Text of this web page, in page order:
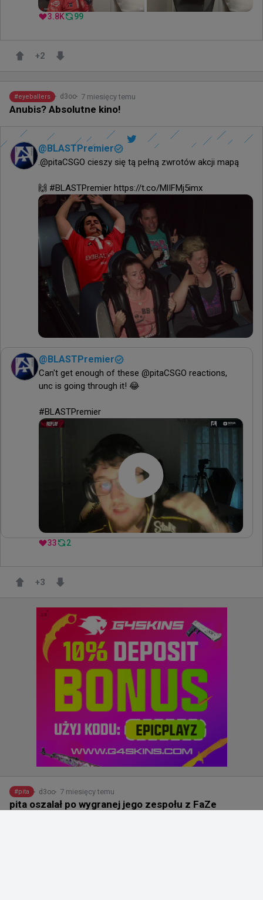
3.8K 99
+2
#eyeballers d3oo 7 miesięcy temu
Anubis? Absolutne kino!
@BLASTPremier
.@pitaCSGO cieszy się tą pełną zwrotów akcji mapą
🙌 #BLASTPremier https://t.co/MlIFMj5imx
@BLASTPremier
Can't get enough of these @pitaCSGO reactions,
unc is going through it! 😂
#BLASTPremier
33 2
+3
#pita d3oo 7 miesięcy temu
pita oszalał po wygranej jego zespołu z FaZe